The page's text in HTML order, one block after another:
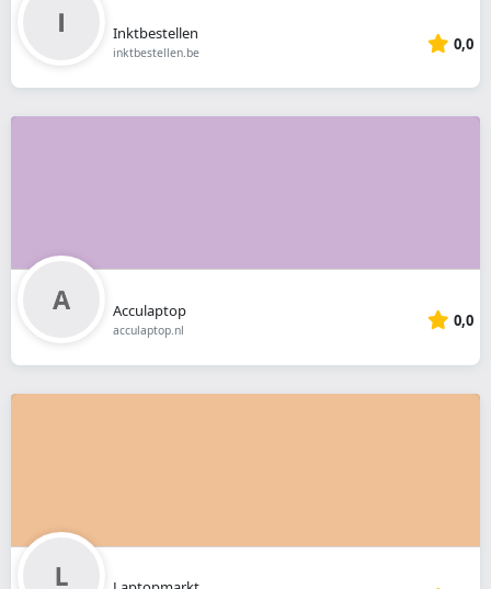
Inktbestellen
inktbestellen.be 0,0
Acculaptop
acculaptop.nl 0,0